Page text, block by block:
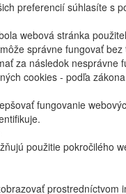
preferencií súhlasíte s
webová stránka
správne fungovať bez
za následok
cookies - podľa
fungovanie
použitie pokročilého